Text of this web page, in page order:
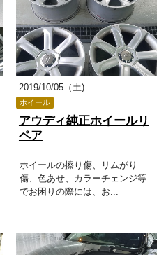
2019/10/05（土)
ホイール
アウディ純正ホイールリ
ペア
ホイールの擦り傷、リムがり
傷、色あせ、カラーチェンジ等
でお困りの際には、お...